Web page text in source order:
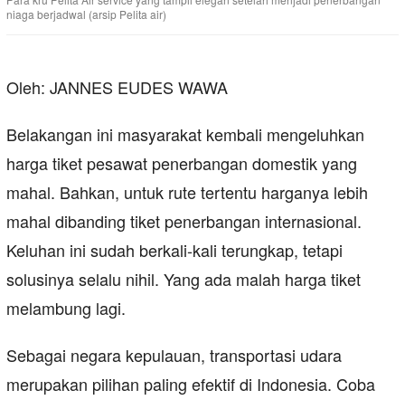
niaga berjadwal (arsip Pelita air)
Oleh: JANNES EUDES WAWA
Belakangan ini masyarakat kembali mengeluhkan
harga tiket pesawat penerbangan domestik yang
mahal. Bahkan, untuk rute tertentu harganya lebih
mahal dibanding tiket penerbangan internasional.
Keluhan ini sudah berkali-kali terungkap, tetapi
solusinya selalu nihil. Yang ada malah harga tiket
melambung lagi.
Sebagai negara kepulauan, transportasi udara
merupakan pilihan paling efektif di Indonesia. Coba